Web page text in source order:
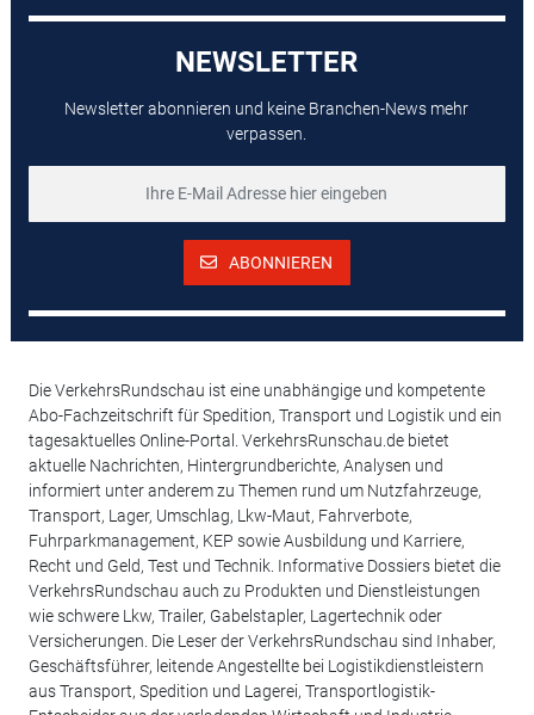
NEWSLETTER
Newsletter abonnieren und keine Branchen-News mehr
verpassen.
ABONNIEREN
Die VerkehrsRundschau ist eine unabhängige und kompetente
Abo-Fachzeitschrift für Spedition, Transport und Logistik und ein
tagesaktuelles Online-Portal. VerkehrsRunschau.de bietet
aktuelle Nachrichten, Hintergrundberichte, Analysen und
informiert unter anderem zu Themen rund um Nutzfahrzeuge,
Transport, Lager, Umschlag, Lkw-Maut, Fahrverbote,
Fuhrparkmanagement, KEP sowie Ausbildung und Karriere,
Recht und Geld, Test und Technik. Informative Dossiers bietet die
VerkehrsRundschau auch zu Produkten und Dienstleistungen
wie schwere Lkw, Trailer, Gabelstapler, Lagertechnik oder
Versicherungen. Die Leser der VerkehrsRundschau sind Inhaber,
Geschäftsführer, leitende Angestellte bei Logistikdienstleistern
aus Transport, Spedition und Lagerei, Transportlogistik-